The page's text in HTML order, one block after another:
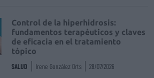
Control de la hiperhidrosis:
fundamentos terapéuticos y claves
de eficacia en el tratamiento
tópico
SALUD Irene González Orts 28/07/2026